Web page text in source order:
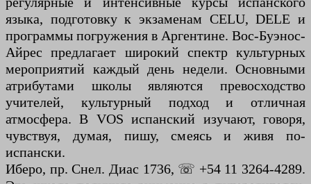
языка, подготовку к экзаменам CELU, DELE и
программы погружения в Аргентине. Вос-Буэнос-
Айрес предлагает широкий спектр культурных
мероприятий каждый день недели. Основными
атрибутами школы являются превосходство
учителей, культурный подход и отличная
атмосфера. В VOS испанский изучают, говоря,
чувствуя, думая, пишу, смеясь и живя по-
испански.
Иберо, пр. Cнел. Диас 1736, ☏ +54 11 3264-4289.